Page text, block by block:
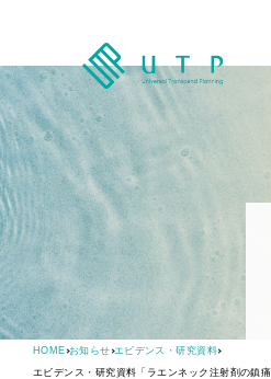
UTPについて
事業紹介
商品
サポート
Online Shop
採用情報
HOME お知らせ エビデンス・研究資料
エビデンス・研究資料「ラエンネック注射剤の鎮